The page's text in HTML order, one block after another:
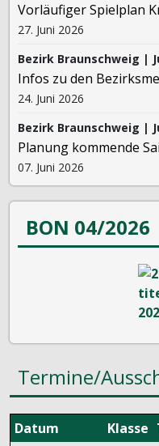
Vorläufiger Spielplan
27. Juni 2026
Bezirk Braunschweig |
Infos zu den
24. Juni 2026
Bezirk Braunschweig |
Planung kommende
07. Juni 2026
BON 04/2026
Termine/
Datum Klasse